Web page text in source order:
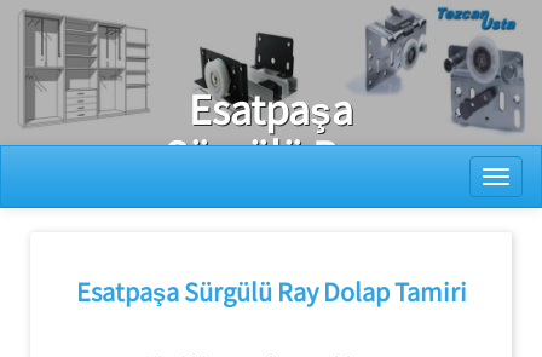
Ray Dolap Tamiri
Esatpaşa
Sürgülü Ray
Dolap
Tamiri
Esatpaşa Sürgülü Ray Dolap Tamiri